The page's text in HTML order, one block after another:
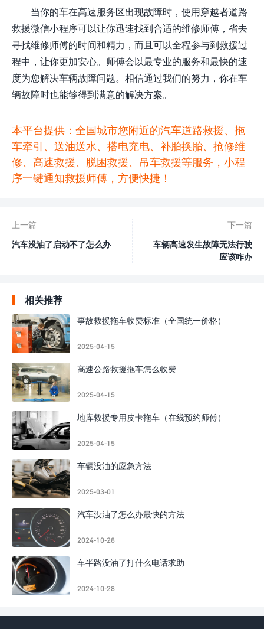
当你的车在高速服务区出现故障时，使用穿越者道路
救援微信小程序可以让你迅速找到合适的维修师傅，省去
寻找维修师傅的时间和精力，而且可以全程参与到救援过
程中，让你更加安心。师傅会以最专业的服务和最快的速
度为您解决车辆故障问题。相信通过我们的努力，你在车
辆故障时也能够得到满意的解决方案。
本平台提供：全国城市您附近的汽车道路救援、拖
车牵引、送油送水、搭电充电、补胎换胎、抢修维
修、高速救援、脱困救援、吊车救援等服务，小程
序一键通知救援师傅，方便快捷！
上一篇
汽车没油了启动不了怎么办
下一篇
车辆高速发生故障无法行驶
应该咋办
相关推荐
事故救援拖车收费标准（全国统一价格）
2025-04-15
高速公路救援拖车怎么收费
2025-04-15
地库救援专用皮卡拖车（在线预约师傅）
2025-04-15
车辆没油的应急方法
2025-03-01
汽车没油了怎么办最快的方法
2024-10-28
车半路没油了打什么电话求助
2024-10-28